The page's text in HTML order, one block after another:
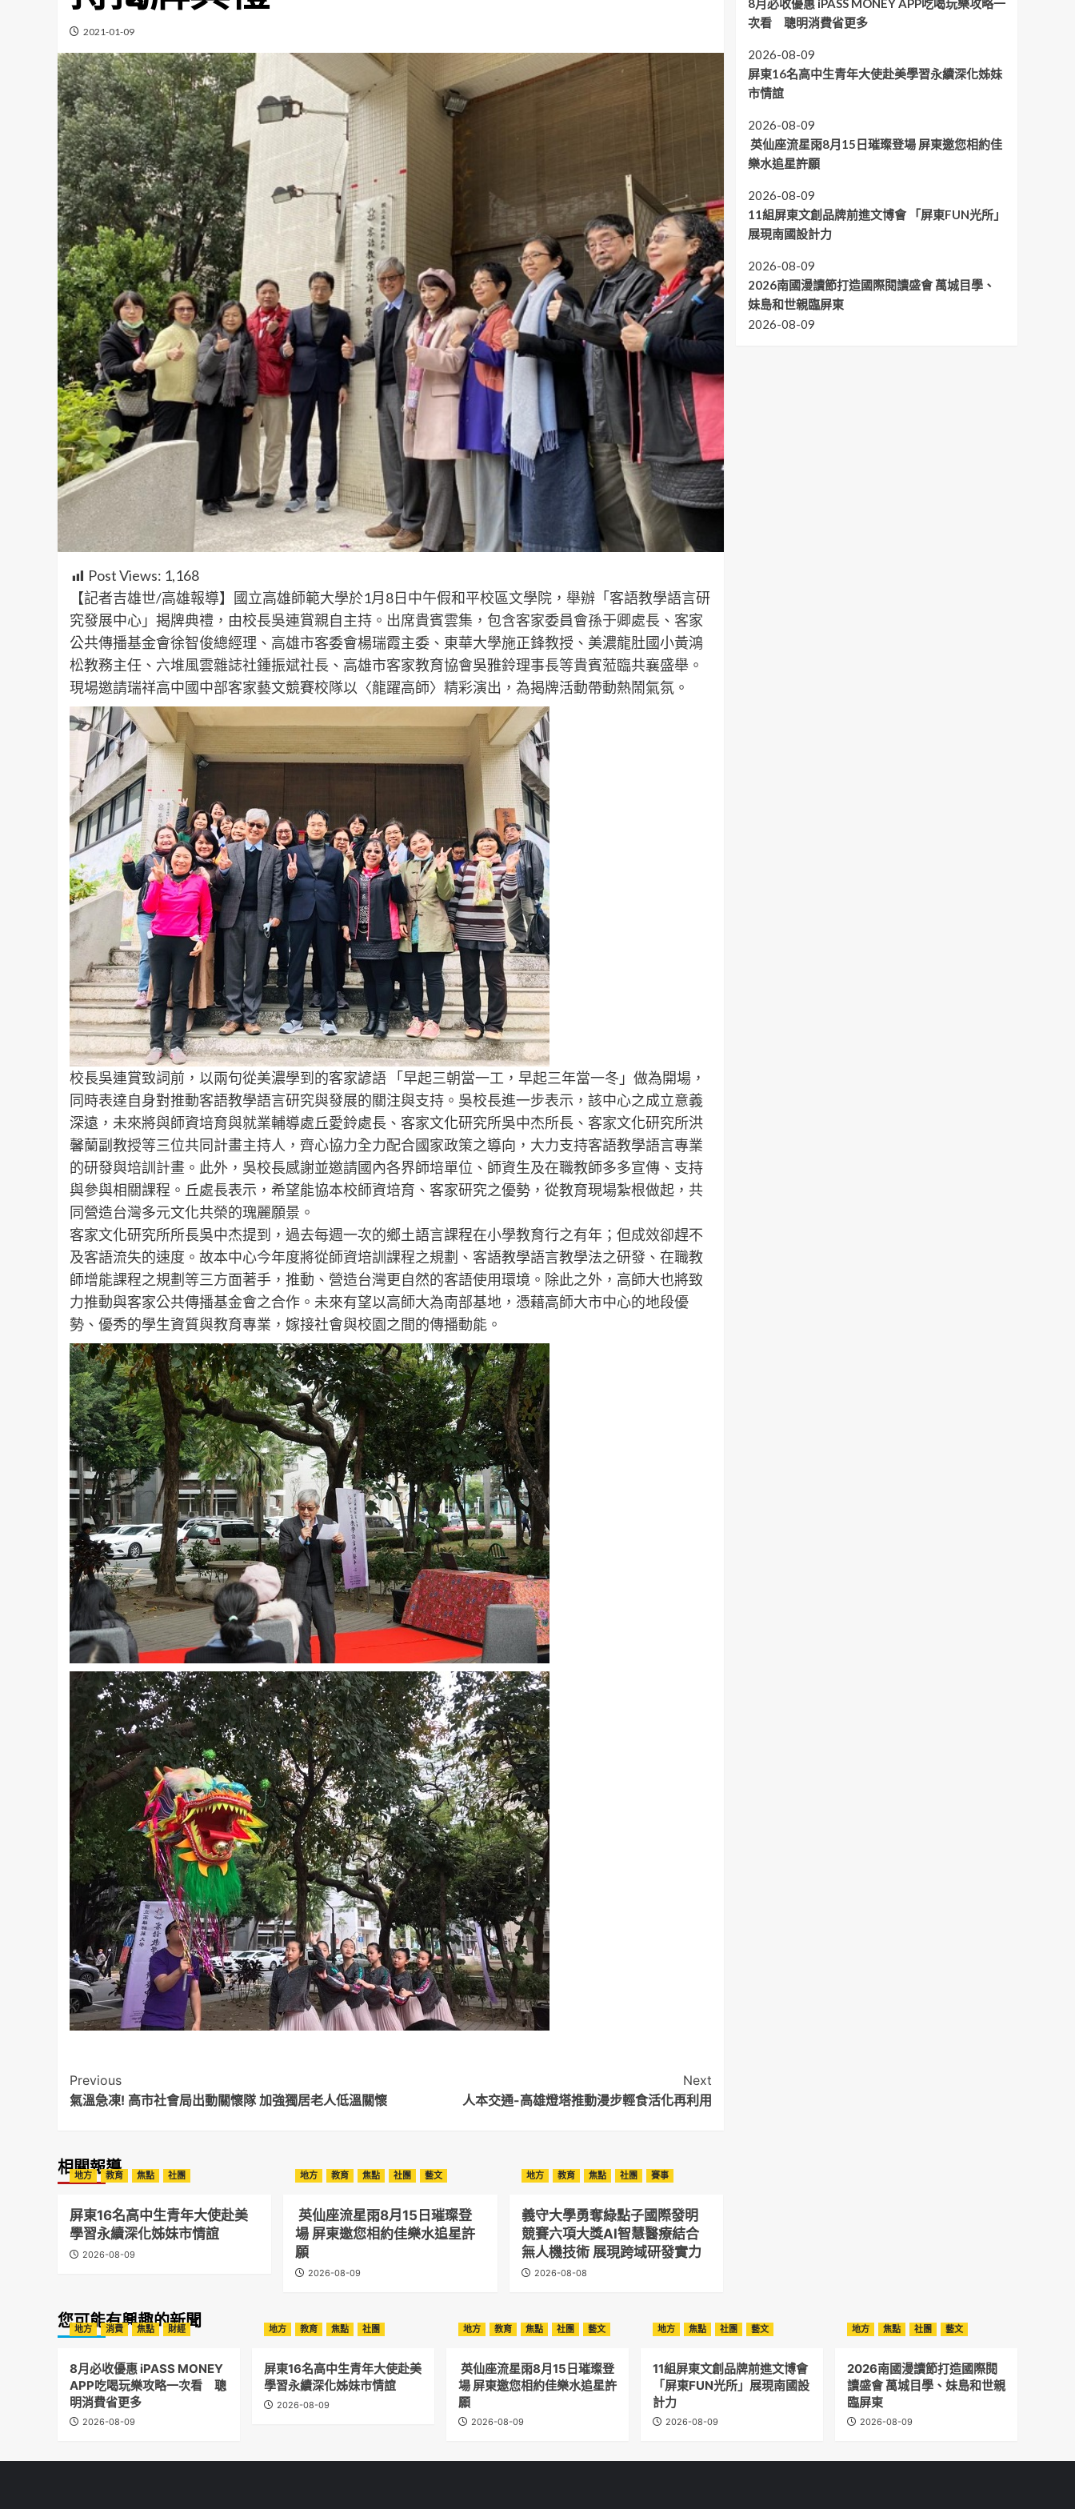
2021-01-09
Post Views: 1,168
【記者吉雄世/高雄報導】國立高雄師範大學於1月8日中午假和平校區文學院，舉辦「客語教學語言研
究發展中心」揭牌典禮，由校長吳連賞親自主持。出席貴賓雲集，包含客家委員會孫于卿處長、客家
公共傳播基金會徐智俊總經理、高雄市客委會楊瑞霞主委、東華大學施正鋒教授、美濃龍肚國小黃鴻
松教務主任、六堆風雲雜誌社鍾振斌社長、高雄市客家教育協會吳雅鈴理事長等貴賓蒞臨共襄盛舉。
現場邀請瑞祥高中國中部客家藝文競賽校隊以〈龍躍高師〉精彩演出，為揭牌活動帶動熱鬧氣氛。
校長吳連賞致詞前，以兩句從美濃學到的客家諺語 「早起三朝當一工，早起三年當一冬」做為開場，
同時表達自身對推動客語教學語言研究與發展的關注與支持。吳校長進一步表示，該中心之成立意義
深遠，未來將與師資培育與就業輔導處丘愛鈴處長、客家文化研究所吳中杰所長、客家文化研究所洪
馨蘭副教授等三位共同計畫主持人，齊心協力全力配合國家政策之導向，大力支持客語教學語言專業
的研發與培訓計畫。此外，吳校長感謝並邀請國內各界師培單位、師資生及在職教師多多宣傳、支持
與參與相關課程。丘處長表示，希望能協本校師資培育、客家研究之優勢，從教育現場紮根做起，共
同營造台灣多元文化共榮的瑰麗願景。
客家文化研究所所長吳中杰提到，過去每週一次的鄉土語言課程在小學教育行之有年；但成效卻趕不
及客語流失的速度。故本中心今年度將從師資培訓課程之規劃、客語教學語言教學法之研發、在職教
師增能課程之規劃等三方面著手，推動、營造台灣更自然的客語使用環境。除此之外，高師大也將致
力推動與客家公共傳播基金會之合作。未來有望以高師大為南部基地，憑藉高師大市中心的地段優
勢、優秀的學生資質與教育專業，嫁接社會與校園之間的傳播動能。
Post
Navigation
Previous
氣溫急凍! 高市社會局出動關懷隊 加強獨居老人低溫關懷
Next
人本交通-高雄燈塔推動漫步輕食活化再利用
相關報導
地方 教育 焦點 社團
屏東16名高中生青年大使赴美
學習永續深化姊妹市情誼
2026-08-09
地方 教育 焦點 社團 藝文
英仙座流星雨8月15日璀璨登
場 屏東邀您相約佳樂水追星許
願
2026-08-09
地方 教育 焦點 社團 賽事
義守大學勇奪綠點子國際發明
競賽六項大獎AI智慧醫療結合
無人機技術 展現跨域研發實力
2026-08-08
8月必收優惠 iPASS MONEY APP吃喝玩樂攻略一
次看 聰明消費省更多
2026-08-09
屏東16名高中生青年大使赴美學習永續深化姊妹
市情誼
2026-08-09
英仙座流星雨8月15日璀璨登場 屏東邀您相約佳
樂水追星許願
2026-08-09
11組屏東文創品牌前進文博會 「屏東FUN光所」
展現南國設計力
2026-08-09
2026南國漫讀節打造國際閱讀盛會 萬城目學、
妹島和世親臨屏東
2026-08-09
您可能有興趣的新聞
地方 消費 焦點 財經
8月必收優惠 iPASS MONEY
APP吃喝玩樂攻略一次看 聰
明消費省更多
2026-08-09
地方 教育 焦點 社團
屏東16名高中生青年大使赴美
學習永續深化姊妹市情誼
2026-08-09
地方 教育 焦點 社團 藝文
英仙座流星雨8月15日璀璨登
場 屏東邀您相約佳樂水追星許
願
2026-08-09
地方 焦點 社團 藝文
11組屏東文創品牌前進文博會
「屏東FUN光所」展現南國設
計力
2026-08-09
地方 焦點 社團 藝文
2026南國漫讀節打造國際閱
讀盛會 萬城目學、妹島和世親
臨屏東
2026-08-09